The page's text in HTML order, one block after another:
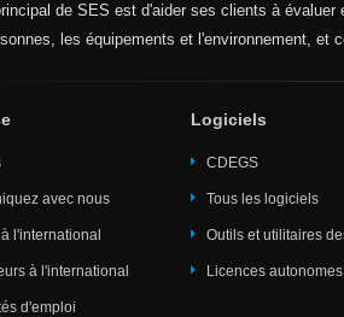
de SES est d'aider ses clients à
les équipements et l'environnement, et
avec nous
l'international
à l'international
d'emploi
Logiciels
CDEGS
Tous les logiciels
Outils et utilitaires
Licences autonomes